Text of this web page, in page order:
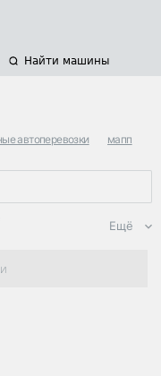
Найти машины
автоперевозки мапп
Ещё